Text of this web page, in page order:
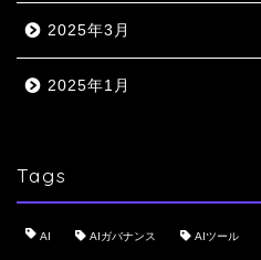
2025年3月
2025年1月
Tags
AI AIガバナンス AIツール